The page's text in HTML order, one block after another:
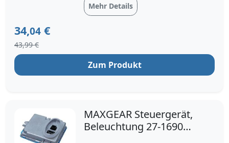
Mehr Details
34,04 €
43,99 €
Zum Produkt
MAXGEAR Steuergerät,
Beleuchtung 27-1690